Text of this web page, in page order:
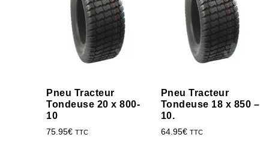
Pneu Tracteur
Tondeuse 20 x 800-
10
75.95€ TTC
Pneu Tracteur
Tondeuse 18 x 850 –
10.
64.95€ TTC